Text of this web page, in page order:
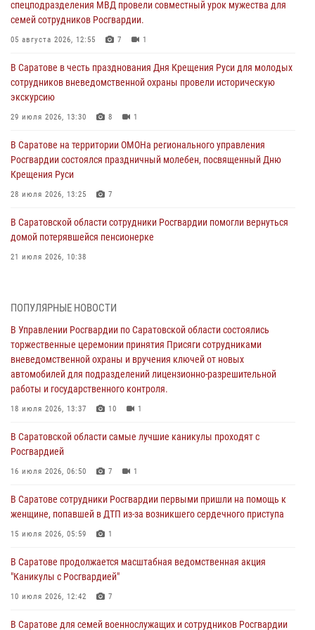
спецподразделения МВД провели совместный урок мужества для
семей сотрудников Росгвардии.
05 августа 2026, 12:55 7 1
В Саратове в честь празднования Дня Крещения Руси для молодых
сотрудников вневедомственной охраны провели историческую
экскурсию
29 июля 2026, 13:30 8 1
В Саратове на территории ОМОНа регионального управления
Росгвардии состоялся праздничный молебен, посвященный Дню
Крещения Руси
28 июля 2026, 13:25 7
В Саратовской области сотрудники Росгвардии помогли вернуться
домой потерявшейся пенсионерке
21 июля 2026, 10:38
вневедомственной охраны и вручения ключей от новых
автомобилей для подразделений лицензионно-разрешительной
работы и государственного контроля.
18 июля 2026, 13:37 10 1
В Саратовской области самые лучшие каникулы проходят с
Росгвардией
В Саратове сотрудники Росгвардии первыми пришли на помощь к
женщине, попавшей в ДТП из-за возникшего сердечного приступа
В Саратове продолжается масштабная ведомственная акция
"Каникулы с Росгвардией"
В Саратовской области при содействии спецназа Росгвардии
задержан подозреваемый в незаконном обороте наркотиков
ПОПУЛЯРНЫЕ НОВОСТИ
В Управлении Росгвардии по Саратовской области состоялись
торжественные церемонии принятия Присяги сотрудниками
вневедомственной охраны и вручения ключей от новых
автомобилей для подразделений лицензионно-разрешительной
работы и государственного контроля.
18 июля 2026, 13:37 10 1
В Саратовской области самые лучшие каникулы проходят с
Росгвардией
16 июля 2026, 06:50 7 1
В Саратове сотрудники Росгвардии первыми пришли на помощь к
женщине, попавшей в ДТП из-за возникшего сердечного приступа
15 июля 2026, 05:59 1
В Саратове продолжается масштабная ведомственная акция
"Каникулы с Росгвардией"
10 июля 2026, 12:42 7
В Саратове для семей военнослужащих и сотрудников Росгвардии